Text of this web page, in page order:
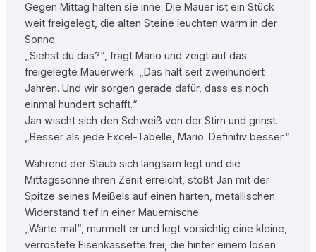
Gegen Mittag halten sie inne. Die Mauer ist ein Stück
weit freigelegt, die alten Steine leuchten warm in der
Sonne.
„Siehst du das?“, fragt Mario und zeigt auf das
freigelegte Mauerwerk. „Das hält seit zweihundert
Jahren. Und wir sorgen gerade dafür, dass es noch
einmal hundert schafft.“
Jan wischt sich den Schweiß von der Stirn und grinst.
„Besser als jede Excel-Tabelle, Mario. Definitiv besser.“
Während der Staub sich langsam legt und die
Mittagssonne ihren Zenit erreicht, stößt Jan mit der
Spitze seines Meißels auf einen harten, metallischen
Widerstand tief in einer Mauernische.
„Warte mal“, murmelt er und legt vorsichtig eine kleine,
verrostete Eisenkassette frei, die hinter einem losen